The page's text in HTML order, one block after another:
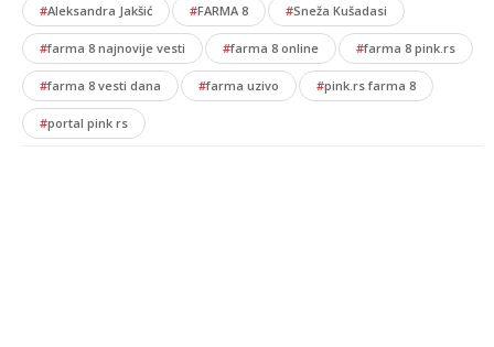
#Aleksandra Jakšić #FARMA 8 #Sneža Kušadasi
#farma 8 najnovije vesti #farma 8 online #farma 8 pink.rs
#farma 8 vesti dana #farma uzivo #pink.rs farma 8
#portal pink rs